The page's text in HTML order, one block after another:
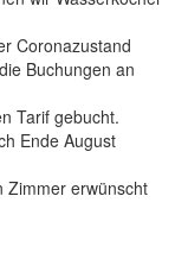
Coronazustand
Buchungen an
Tarif gebucht.
Ende August
Zimmer erwünscht